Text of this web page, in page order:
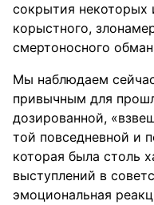
сокрытия
корыстного,
смертоносного
Мы наблюдаем
привычным для
дозированной,
той повседневной и
которая была столь
выступлений в
эмоциональная